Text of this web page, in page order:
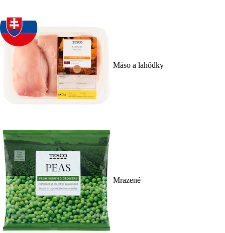
Mäso a lahôdky
Mrazené